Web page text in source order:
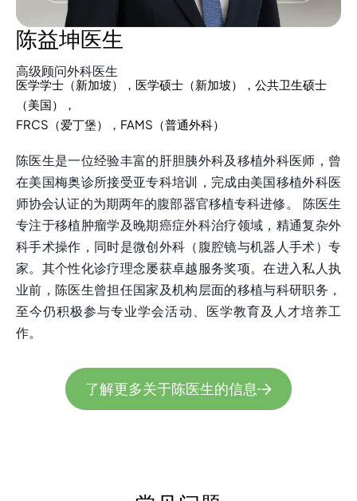
陈益坤医生
高级顾问外科医生
医学学士（新加坡），医学硕士（新加坡），公共卫生硕士
（美国），
FRCS（爱丁堡），FAMS（普通外科）
陈医生是一位经验丰富的肝胆胰外科及移植外科医师，曾
在美国梅奥诊所接受亚专科培训，完成由美国移植外科医
师协会认证的为期两年的腹部器官移植专科进修。 陈医生
专注于移植肿瘤学及晚期癌症外科治疗领域，精通复杂外
科手术操作，同时是微创外科（腹腔镜与机器人手术）专
家。其个性化诊疗理念屡获卓越服务奖项。在进入私人执
业前，陈医生曾担任国家及机构层面的移植与科研职务，
至今仍积极参与专业学会活动、医学教育及人才培养工
作。
了解更多关于陈医生的信息